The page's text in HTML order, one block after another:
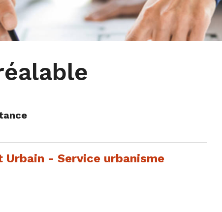
Urbain - Service urbanisme